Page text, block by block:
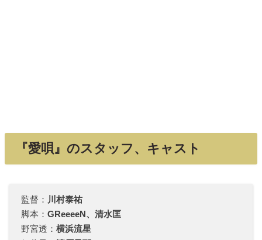
『愛唄』のスタッフ、キャスト
監督： 川村泰祐
脚本：GReeeeN、清水匡
野宮透：横浜流星